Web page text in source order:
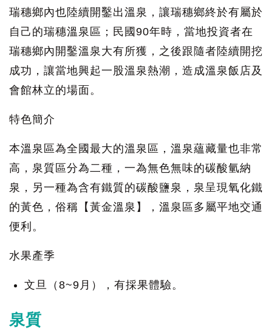
瑞穗鄉內也陸續開鑿出溫泉，讓瑞穗鄉終於有屬於
自己的瑞穗溫泉區；民國90年時，當地投資者在
瑞穗鄉內開鑿溫泉大有所獲，之後跟隨者陸續開挖
成功，讓當地興起一股溫泉熱潮，造成溫泉飯店及
會館林立的場面。
特色簡介
本溫泉區為全國最大的溫泉區，溫泉蘊藏量也非常
高，泉質區分為二種，一為無色無味的碳酸氫納
泉，另一種為含有鐵質的碳酸鹽泉，泉呈現氧化鐵
的黃色，俗稱【黃金溫泉】，溫泉區多屬平地交通
便利。
水果產季
文旦（8~9月），有採果體驗。
泉質